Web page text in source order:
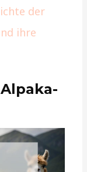
der
ihre